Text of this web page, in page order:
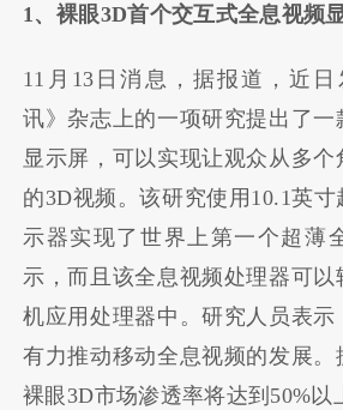
1、裸眼3D首个交互式全息视频
11月13日消息，据报道，近
讯》杂志上的一项研究提出了
显示屏，可以实现让观众从多
的3D视频。该研究使用10.1英
示器实现了世界上第一个超薄
示，而且该全息视频处理器可
机应用处理器中。研究人员表
有力推动移动全息视频的发展
裸眼3D市场渗透率将达到50%以